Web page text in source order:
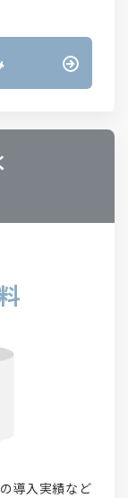
導入実績など